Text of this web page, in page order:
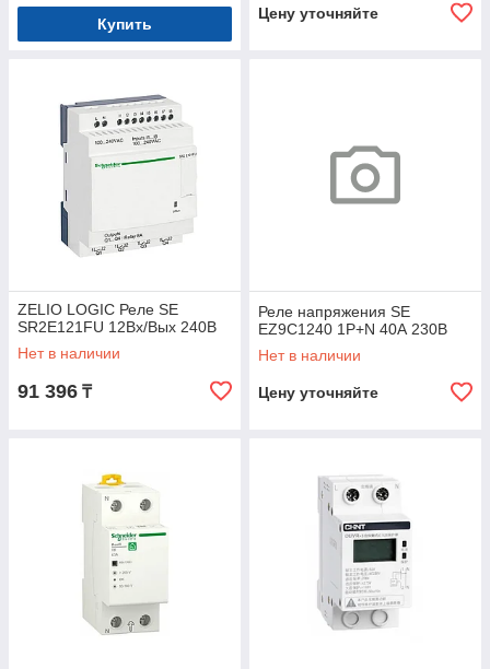
Купить
Цену уточняйте
ZELIO LOGIC Реле SE
SR2E121FU 12Вх/Вых 240В
Нет в наличии
91 396 ₸
Реле напряжения SE
EZ9C1240 1P+N 40А 230В
Нет в наличии
Цену уточняйте